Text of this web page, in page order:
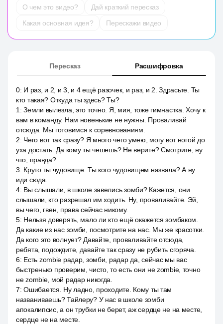
О чем это видео?
Дай краткий пересказ
Какая основная идея?
Перескажи видео
Пересказ Расшифровка
0: И раз, и 2, и 3, и 4 ещё разочек, и раз, и 2. Здрасьте. Ты
кто такая? Откуда ты здесь? Ты?
1 :Земли вылезла, это точно. Я, мия, тоже гимнастка. Хочу к
вам в команду. Нам новенькие не нужны. Проваливай
отсюда. Мы готовимся к соревнованиям.
2: Чего вот так сразу? Я много чего умею, могу вот ногой до
уха достать. Да кому ты чешешь? Не верите? Смотрите, ну
что, правда?
3: Круто ты чудовище. Ты кого чудовищем назвала? А ну
иди сюда.
4: Вы слышали, в школе завелись зомби? Кажется, они
слышали, кто разрешал им ходить. Ну, проваливайте. Эй,
вы чего, гвен, права сейчас никому.
5: Нельзя доверять, мало ли кто ещё окажется зомбаком.
Да какие из нас зомби, посмотрите на нас. Мы же красотки.
Да кого это волнует? Давайте, проваливайте отсюда,
ребята, подождите, давайте так сразу не рубить сгоряча.
6: Есть zombie радар, зомби, радар да, сейчас мы вас
быстренько проверим, чисто, то есть они не zombie, точно
не zombie, мой радар никогда.
7:Ошибается. Ну ладно, проходите. Кому ты там
названиваешь? Тайлеру? У нас в школе зомби
апокалипсис, а он трубки не берет, аж сердце не на месте,
сердце не на месте.